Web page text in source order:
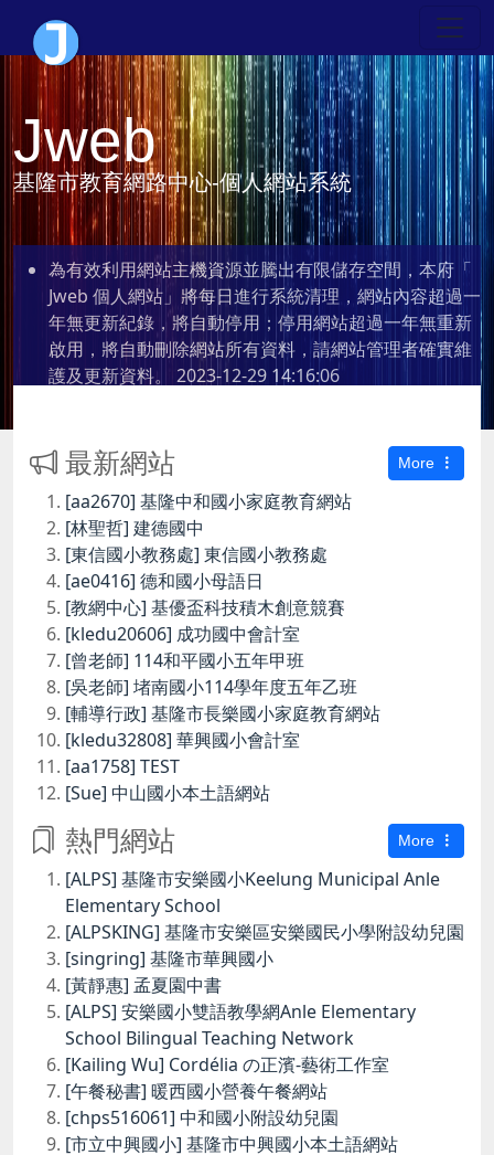
Jweb
基隆市教育網路中心-個人網站系統
為有效利用網站主機資源並騰出有限儲存空間，本府「
Jweb 個人網站」將每日進行系統清理，網站內容超過一
年無更新紀錄，將自動停用；停用網站超過一年無重新
啟用，將自動刪除網站所有資料，請網站管理者確實維
護及更新資料。 2023-12-29 14:16:06
最新網站 More
[aa2670] 基隆中和國小家庭教育網站
[林聖哲] 建德國中
[東信國小教務處] 東信國小教務處
[ae0416] 德和國小母語日
[教網中心] 基優盃科技積木創意競賽
[kledu20606] 成功國中會計室
[曾老師] 114和平國小五年甲班
[吳老師] 堵南國小114學年度五年乙班
[輔導行政] 基隆市長樂國小家庭教育網站
[kledu32808] 華興國小會計室
[aa1758] TEST
[Sue] 中山國小本土語網站
熱門網站 More
[ALPS] 基隆市安樂國小Keelung Municipal Anle
Elementary School
[ALPSKING] 基隆市安樂區安樂國民小學附設幼兒園
[singring] 基隆市華興國小
[黃靜惠] 孟夏園中書
[ALPS] 安樂國小雙語教學網Anle Elementary
School Bilingual Teaching Network
[Kailing Wu] Cordélia の正濱-藝術工作室
[午餐秘書] 暖西國小營養午餐網站
[chps516061] 中和國小附設幼兒園
[市立中興國小] 基隆市中興國小本土語網站